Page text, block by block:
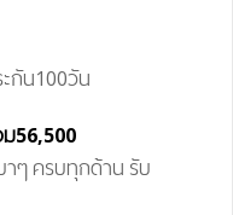
ะกัน100วัน
ม56,500
าๆ ครบทุกด้าน รับ